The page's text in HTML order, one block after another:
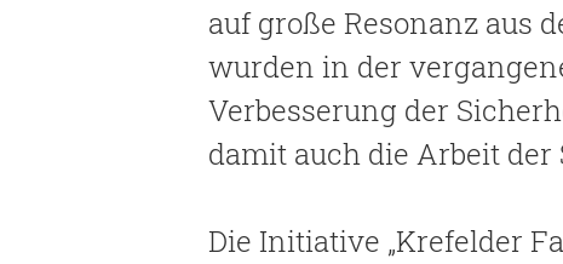
auf große Resonanz aus
wurden in der
Verbesserung der
damit auch die Arbeit
Die Initiative „Krefelder